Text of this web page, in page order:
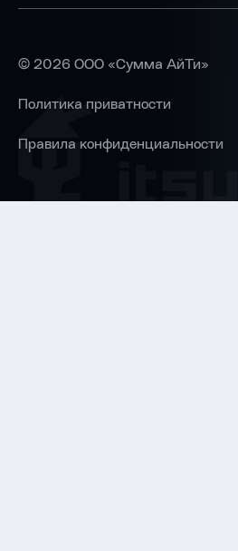
© 2026 ООО «Сумма АйТи»
Политика приватности
Правила конфиденциальности